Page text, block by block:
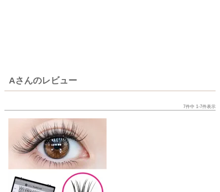
Aさんのレビュー
7件中 1-7件表示